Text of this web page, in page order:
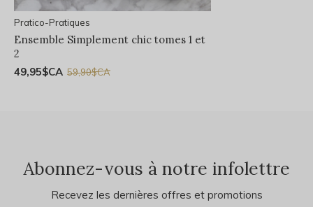
Pratico-Pratiques
Ensemble Simplement chic tomes 1 et
2
49,95$CA 59,90$CA
Abonnez-vous à notre infolettre
Recevez les dernières offres et promotions